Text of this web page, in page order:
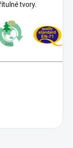
tvory.